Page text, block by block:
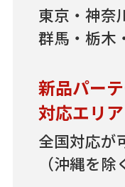
東京・神奈
群馬・栃木
新品パー
対応エリア
全国対応が
（沖縄を除